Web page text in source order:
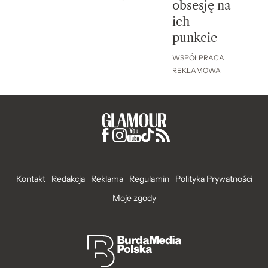
obsesję na
ich
punkcie
WSPÓŁPRACA
REKLAMOWA
Kontakt Redakcja Reklama Regulamin
Polityka Prywatności
Moje zgody